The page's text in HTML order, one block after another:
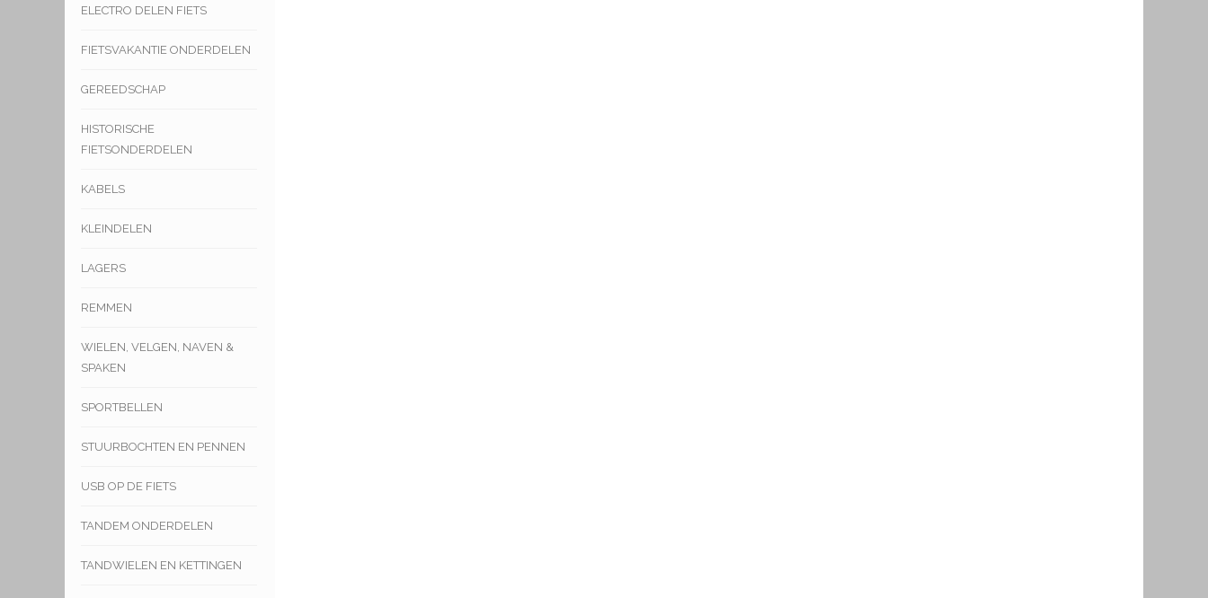
ELECTRO DELEN FIETS
FIETSVAKANTIE ONDERDELEN
GEREEDSCHAP
HISTORISCHE
FIETSONDERDELEN
KABELS
KLEINDELEN
LAGERS
REMMEN
WIELEN, VELGEN, NAVEN &
SPAKEN
SPORTBELLEN
STUURBOCHTEN EN PENNEN
USB OP DE FIETS
TANDEM ONDERDELEN
TANDWIELEN EN KETTINGEN